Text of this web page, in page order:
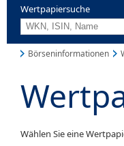
Wertpapiersuche
Börseninformationen
Wählen Sie eine